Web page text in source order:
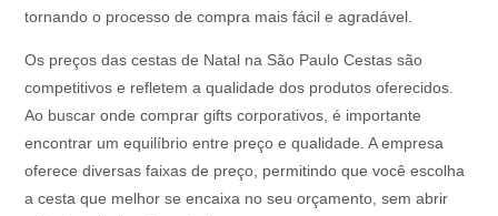
tornando o processo de compra mais fácil e agradável.
Os preços das cestas de Natal na São Paulo Cestas são
competitivos e refletem a qualidade dos produtos oferecidos.
Ao buscar onde comprar gifts corporativos, é importante
encontrar um equilíbrio entre preço e qualidade. A empresa
oferece diversas faixas de preço, permitindo que você escolha
a cesta que melhor se encaixa no seu orçamento, sem abrir